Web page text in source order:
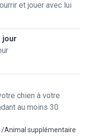
et jouer avec lui
jour
chien à votre
au moins 30
/Animal supplémentaire